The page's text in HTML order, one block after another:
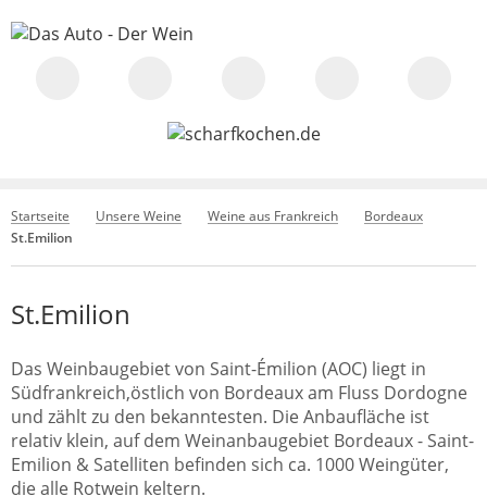
Startseite Unsere Weine Weine aus Frankreich
Bordeaux
St.Emilion
St.Emilion
Das Weinbaugebiet von Saint-Émilion (AOC) liegt in
Südfrankreich,östlich von Bordeaux am Fluss Dordogne
und zählt zu den bekanntesten. Die Anbaufläche ist
relativ klein, auf dem Weinanbaugebiet Bordeaux - Saint-
Emilion & Satelliten befinden sich ca. 1000 Weingüter,
die alle Rotwein keltern.